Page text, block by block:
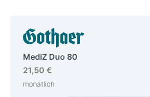
MediZ Duo 80
21,50 €
monatlich